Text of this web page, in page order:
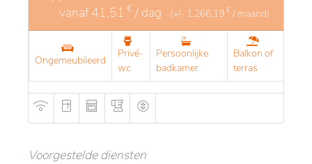
vanaf41,51 € / dag (+/- 1.266,19 € / maand)
Ongemeubileerd
Privé-
wc
Persoonlijke
badkamer
Balkon of
terras
Voorgestelde diensten